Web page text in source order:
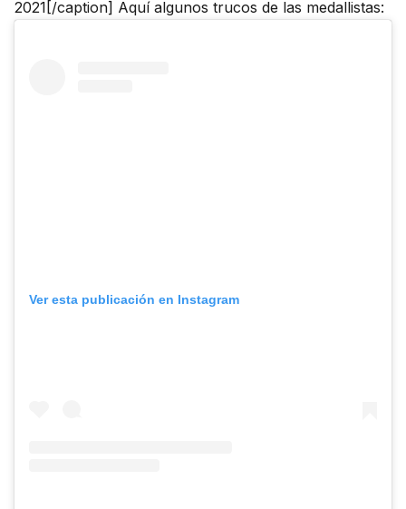
2021[/caption] Aquí algunos trucos de las medallistas:
Ver esta publicación en Instagram